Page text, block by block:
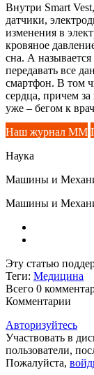
Внутри Smart
датчики,
изменения в
кровяное
сна. А
передавать все
смартфон. В том
сердца, причем
уже – бегом к
Наш журнал ММ
Наука
Машины и
Машины и
Эту статью
Теги: Медицина
Всего 0
Комментарии
Авторизуйтесь
Участвовать в
пользователи,
Пожалуйста,